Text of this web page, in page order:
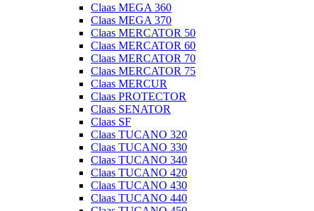
Claas MEGA 360
Claas MEGA 370
Claas MERCATOR 50
Claas MERCATOR 60
Claas MERCATOR 70
Claas MERCATOR 75
Claas MERCUR
Claas PROTECTOR
Claas SENATOR
Claas SF
Claas TUCANO 320
Claas TUCANO 330
Claas TUCANO 340
Claas TUCANO 420
Claas TUCANO 430
Claas TUCANO 440